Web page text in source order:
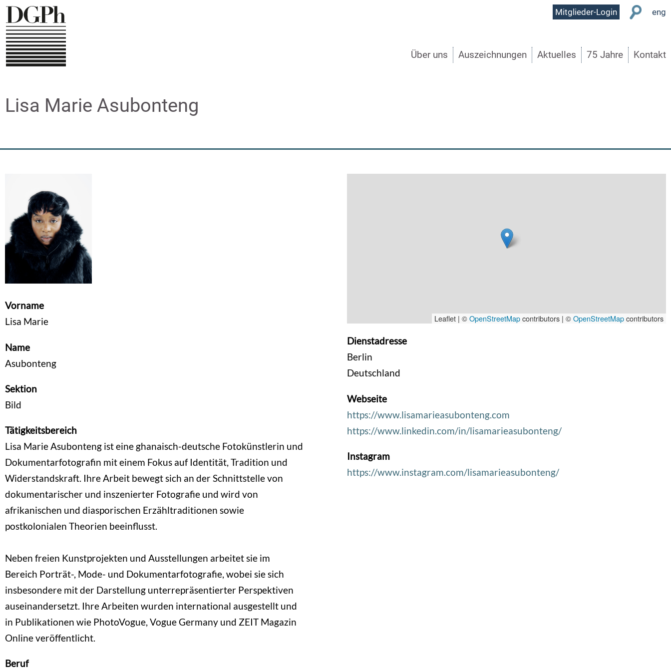
Direkt
zum
Inhalt
User
Mitglieder-Login eng
Über uns Auszeichnungen Aktuelles 75 Jahre Kontakt
Lisa Marie Asubonteng
Vorname
Lisa Marie
Name
Asubonteng
Sektion
Bild
Tätigkeitsbereich
Lisa Marie Asubonteng ist eine ghanaisch-deutsche Fotokünstlerin und
Dokumentarfotografin mit einem Fokus auf Identität, Tradition und
Widerstandskraft. Ihre Arbeit bewegt sich an der Schnittstelle von
dokumentarischer und inszenierter Fotografie und wird von
afrikanischen und diasporischen Erzähltraditionen sowie
postkolonialen Theorien beeinflusst.
Neben freien Kunstprojekten und Ausstellungen arbeitet sie im
Bereich Porträt-, Mode- und Dokumentarfotografie, wobei sie sich
insbesondere mit der Darstellung unterrepräsentierter Perspektiven
auseinandersetzt. Ihre Arbeiten wurden international ausgestellt und
in Publikationen wie PhotoVogue, Vogue Germany und ZEIT Magazin
Online veröffentlicht.
Beruf
Leaflet | ©OpenStreetMapcontributors | ©OpenStreetMapcontributors
Dienstadresse
Berlin
Deutschland
Webseite
https://www.lisamarieasubonteng.com
https://www.linkedin.com/in/lisamarieasubonteng/
Instagram
https://www.instagram.com/lisamarieasubonteng/